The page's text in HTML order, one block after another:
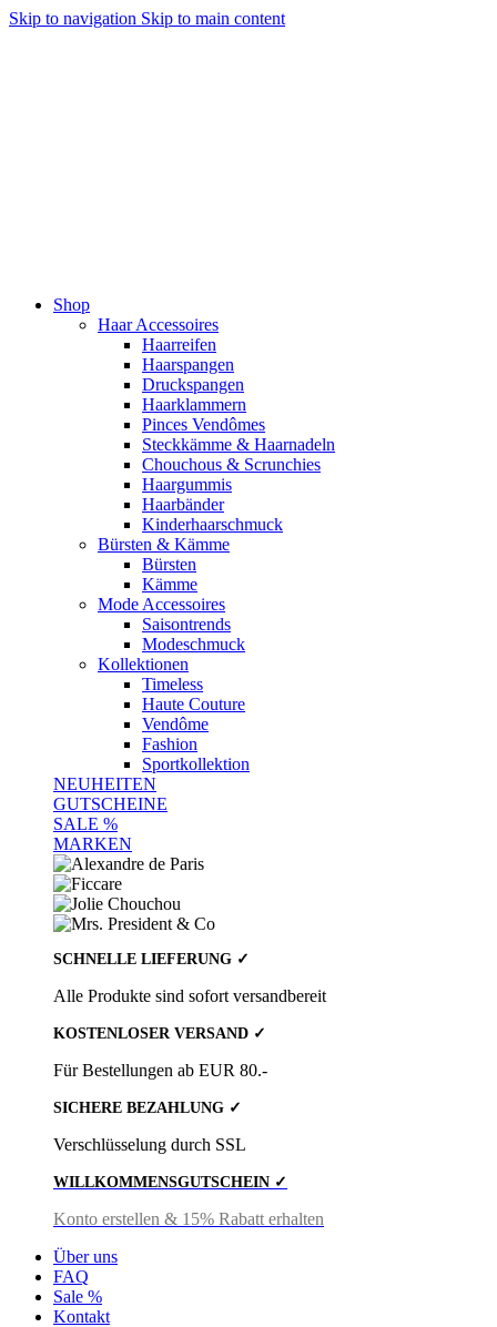
Skip to navigation Skip to main content
Shop
Haar Accessoires
Haarreifen
Haarspangen
Druckspangen
Haarklammern
Pinces Vendômes
Steckkämme & Haarnadeln
Chouchous & Scrunchies
Haargummis
Haarbänder
Kinderhaarschmuck
Bürsten & Kämme
Bürsten
Kämme
Mode Accessoires
Saisontrends
Modeschmuck
Kollektionen
Timeless
Haute Couture
Vendôme
Fashion
Sportkollektion
NEUHEITEN
GUTSCHEINE
SALE %
MARKEN
SCHNELLE LIEFERUNG ✓
Alle Produkte sind sofort versandbereit
KOSTENLOSER VERSAND ✓
Für Bestellungen ab EUR 80.-
SICHERE BEZAHLUNG ✓
Verschlüsselung durch SSL
WILLKOMMENSGUTSCHEIN ✓
Konto erstellen & 15% Rabatt erhalten
Über uns
FAQ
Sale %
Kontakt